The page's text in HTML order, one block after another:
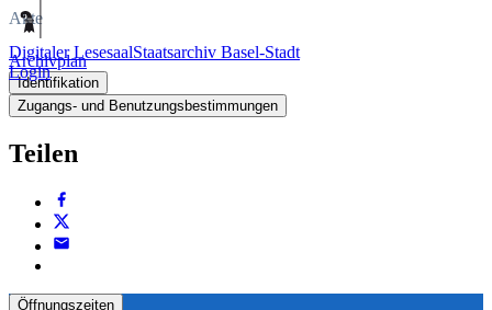
Digitaler LesesaalStaatsarchiv Basel-Stadt
Login
Akte
Archivplan
Identifikation
Zugangs- und Benutzungsbestimmungen
Teilen
Öffnungszeiten